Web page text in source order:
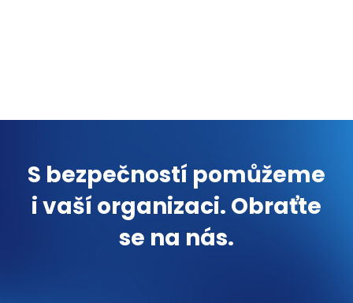
S bezpečností pomůžeme
i vaší organizaci. Obraťte
se na nás.